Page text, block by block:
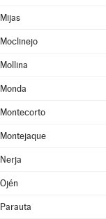
Mijas
Moclinejo
Mollina
Monda
Montecorto
Montejaque
Nerja
Ojén
Parauta